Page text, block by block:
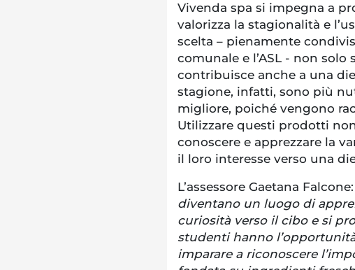
Vivenda spa si impegna a
valorizza la stagionalità e
scelta – pienamente
comunale e l’ASL - non solo
contribuisce anche a una
stagione, infatti, sono più
migliore, poiché vengono
Utilizzare questi prodotti
conoscere e apprezzare la
il loro interesse verso una
L’assessore Gaetana Falcone:
diventano un luogo di
curiosità verso il cibo e si
studenti hanno
imparare a riconoscere